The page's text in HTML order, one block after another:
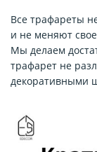
Все трафареты
и не меняют
Мы делаем
трафарет не
декоративными